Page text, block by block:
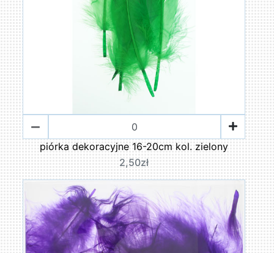
piórka dekoracyjne 16-20cm kol. zielony
2,50zł